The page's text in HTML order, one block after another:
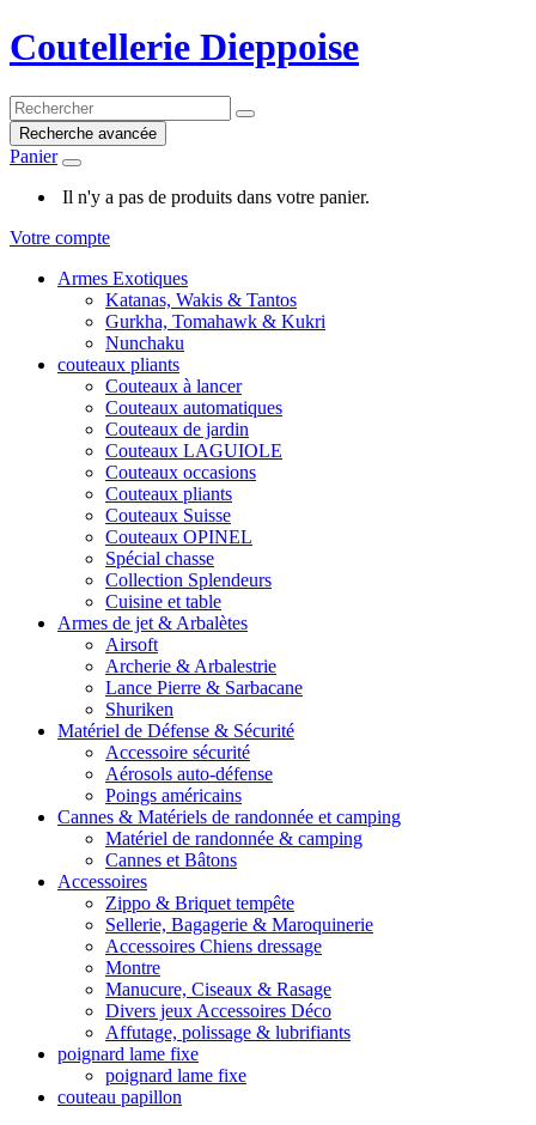
Coutellerie Dieppoise
Recherche avancée
Panier
Il n'y a pas de produits dans votre panier.
Votre compte
Armes Exotiques
Katanas, Wakis & Tantos
Gurkha, Tomahawk & Kukri
Nunchaku
couteaux pliants
Couteaux à lancer
Couteaux automatiques
Couteaux de jardin
Couteaux LAGUIOLE
Couteaux occasions
Couteaux pliants
Couteaux Suisse
Couteaux OPINEL
Spécial chasse
Collection Splendeurs
Cuisine et table
Armes de jet & Arbalètes
Airsoft
Archerie & Arbalestrie
Lance Pierre & Sarbacane
Shuriken
Matériel de Défense & Sécurité
Accessoire sécurité
Aérosols auto-défense
Poings américains
Cannes & Matériels de randonnée et camping
Matériel de randonnée & camping
Cannes et Bâtons
Accessoires
Zippo & Briquet tempête
Sellerie, Bagagerie & Maroquinerie
Accessoires Chiens dressage
Montre
Manucure, Ciseaux & Rasage
Divers jeux Accessoires Déco
Affutage, polissage & lubrifiants
poignard lame fixe
poignard lame fixe
couteau papillon